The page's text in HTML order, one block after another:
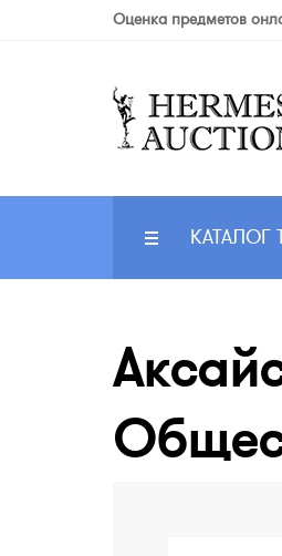
Оценка предметов
КАТАЛОГ